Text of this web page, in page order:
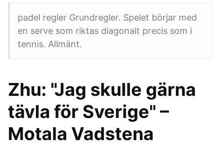
padel regler Grundregler. Spelet börjar med
en serve som riktas diagonalt precis som i
tennis. Allmänt.
Zhu: "Jag skulle gärna
tävla för Sverige" –
Motala Vadstena